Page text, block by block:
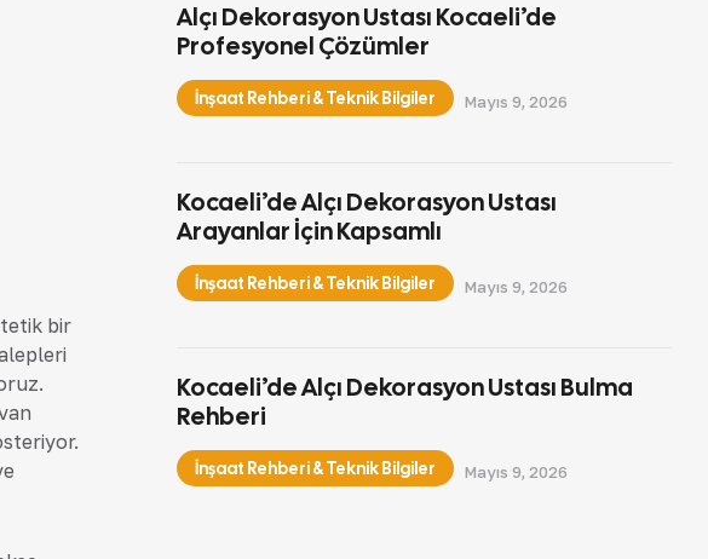
bir
Alçı Dekorasyon Ustası Kocaeli’de
Profesyonel Çözümler
Mayıs 9, 2026
İnşaat Rehberi & Teknik Bilgiler
Kocaeli’de Alçı Dekorasyon Ustası
Arayanlar İçin Kapsamlı
Mayıs 9, 2026
İnşaat Rehberi & Teknik Bilgiler
Kocaeli’de Alçı Dekorasyon Ustası Bulma
Rehberi
Mayıs 9, 2026
İnşaat Rehberi & Teknik Bilgiler